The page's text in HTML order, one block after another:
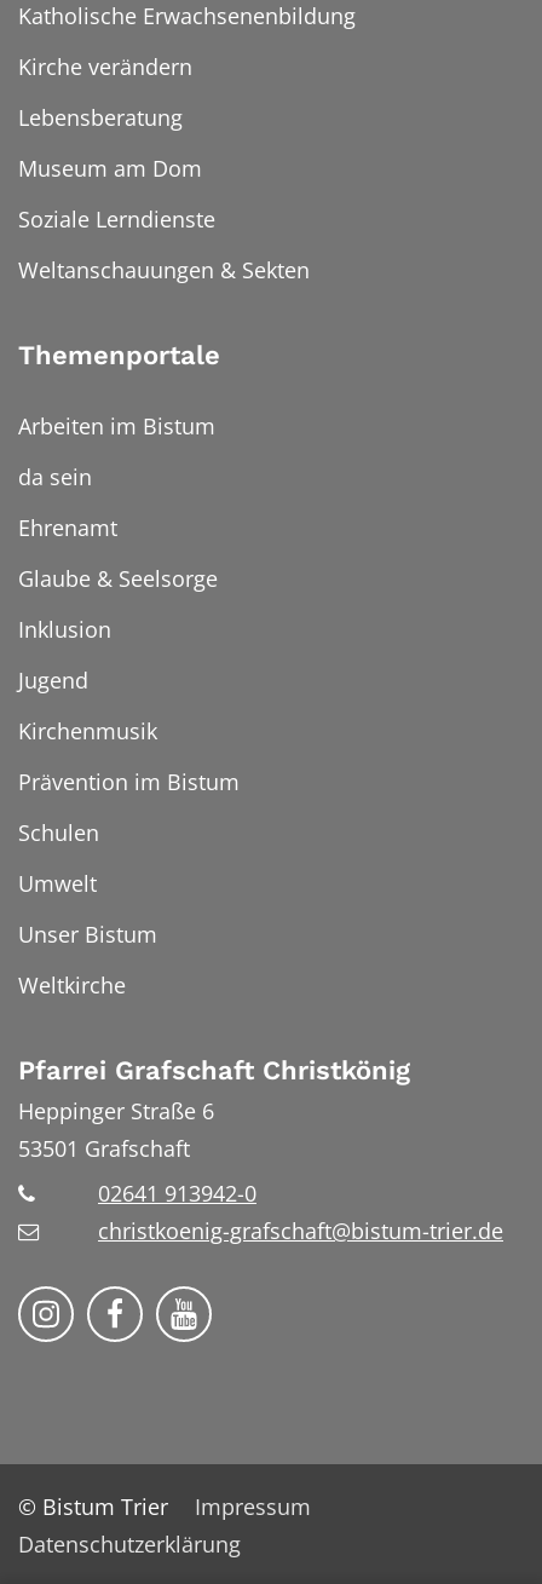
Katholische Erwachsenenbildung
Kirche verändern
Lebensberatung
Museum am Dom
Soziale Lerndienste
Weltanschauungen & Sekten
Themenportale
Arbeiten im Bistum
da sein
Ehrenamt
Glaube & Seelsorge
Inklusion
Jugend
Kirchenmusik
Prävention im Bistum
Schulen
Umwelt
Unser Bistum
Weltkirche
Pfarrei Grafschaft Christkönig
Heppinger Straße 6
53501 Grafschaft
02641 913942-0
christkoenig-grafschaft@bistum-trier.de
Pfarreiengemeinschaft Grafschaft auf
Pfarreiengemeinschaft Grafschaft
Pfarreiengemeinschaft
© Bistum Trier
Impressum
Datenschutzerklärung